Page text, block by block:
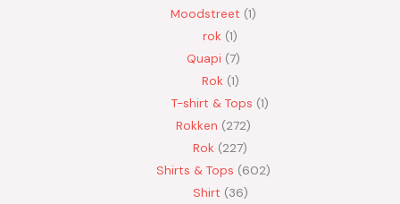
Moodstreet 1
rok 1
Quapi 7
Rok 1
T-shirt & Tops 1
Rokken 272
Rok 227
Shirts & Tops 602
Shirt 36